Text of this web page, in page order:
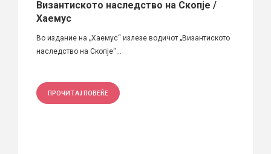
Византиското наследство на Скопје /
Хаемус
Во издание на „Хаемус“ излезе водичот „Византиското
наследство на Скопје“...
ПРОЧИТАЈ ПОВЕЌЕ